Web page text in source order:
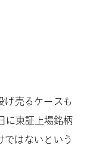
げ売るケースも
に東証上場銘柄
はないという